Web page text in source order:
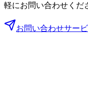
軽にお問い合わせくだ
お問い合わせサー